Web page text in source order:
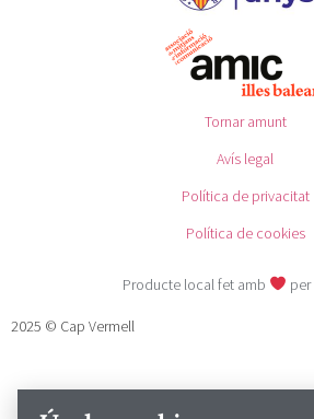
Tornar amunt
Avís legal
Política de privacitat
Política de cookies
Producte local fet amb per
2025 © Cap Vermell